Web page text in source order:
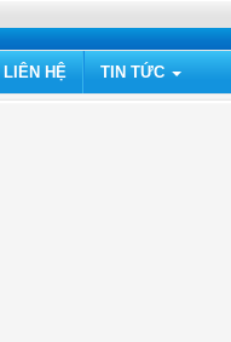
LIÊN HỆ TIN TỨC